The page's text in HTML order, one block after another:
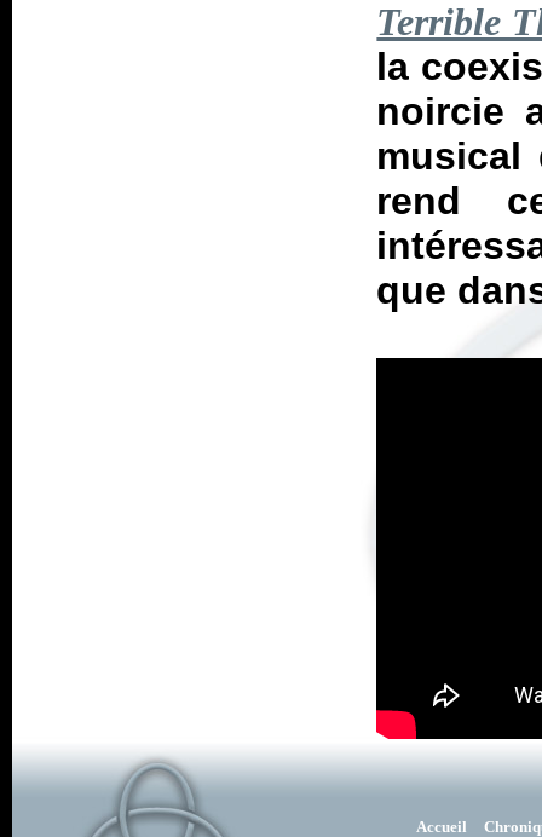
Terrible
la
noircie
musical
rend
que
Accueil